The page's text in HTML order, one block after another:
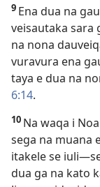
9 Ena dua na
veisautaka sara
na nona
vuravura ena
taya e dua na
6:14.
10 Na waqa i
sega na muana
itakele se
dua ga na kato